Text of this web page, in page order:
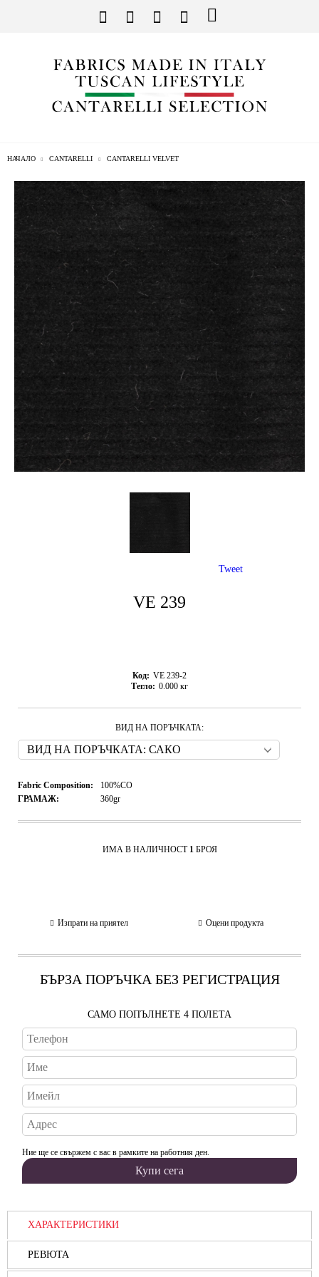
НАЧАЛО CANTARELLI CANTARELLI VELVET
VE 239
Код: VE 239-2
Тегло: 0.000 кг
ВИД НА ПОРЪЧКАТА:
Fabric Composition:
100%CO
ГРАМАЖ:
360gr
ИМА В НАЛИЧНОСТ 1БРОЯ
Изпрати на приятел Оцени продукта
БЪРЗА ПОРЪЧКА БЕЗ РЕГИСТРАЦИЯ
САМО ПОПЪЛНЕТЕ 4 ПОЛЕТА
Ние ще се свържем с вас в рамките на работния ден.
Tweet
ХАРАКТЕРИСТИКИ
РЕВЮТА